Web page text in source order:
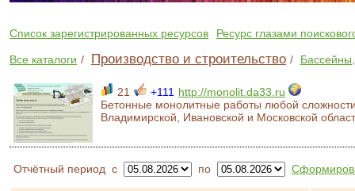
Список зарегистрированных ресурсов Ресурс глазами
Все каталоги / Производство и строительство /
21 +111 http://monolit.da33.ru
Бетонные монолитные работы любой
Владимирской, Ивановской и Московской
Отчётный период с по